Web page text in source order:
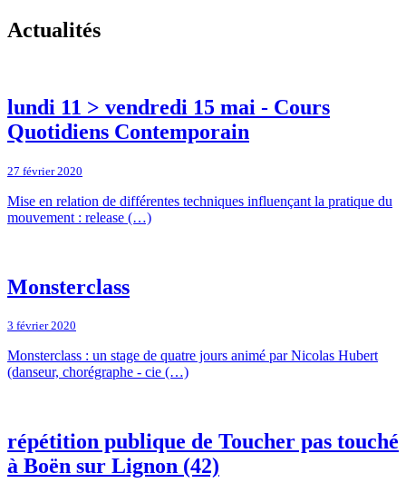
Actualités
lundi 11 > vendredi 15 mai - Cours
Quotidiens Contemporain
27 février 2020
Mise en relation de différentes techniques influençant la pratique du
mouvement : release (…)
Monsterclass
3 février 2020
Monsterclass : un stage de quatre jours animé par Nicolas Hubert
(danseur, chorégraphe - cie (…)
répétition publique de Toucher pas touché
à Boën sur Lignon (42)